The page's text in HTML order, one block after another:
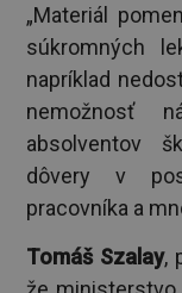
„Materiál
súkromných
napríklad
nemožnosť
absolventov
dôvery v
pracovníka a
Tomáš Szalay,